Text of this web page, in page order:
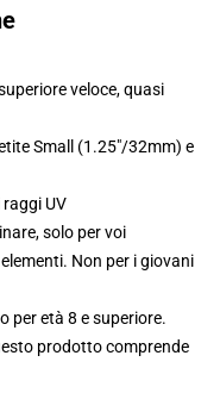
veloce, quasi
Small (1.25"/32mm) e
UV
solo per voi
Non per i giovani
per età 8 e superiore.
prodotto comprende